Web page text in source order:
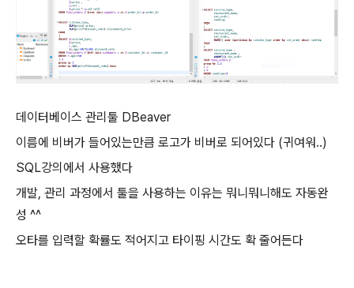
데이터베이스 관리툴 DBeaver
이름에 비버가 들어있는만큼 로고가 비버로 되어있다 (귀여워..)
SQL강의에서 사용했다
개발, 관리 과정에서 툴을 사용하는 이유는 뭐니뭐니해도 자동완
성 ^^
오타를 입력할 확률도 적어지고 타이핑 시간도 확 줄어든다